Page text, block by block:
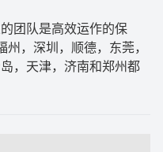
团队是高效运作的保
，深圳，顺德，东莞，
，天津，济南和郑州都